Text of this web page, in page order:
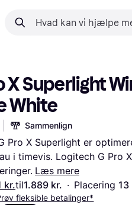
X Superlight
White
Sammenlign
Pro X Superlight er
i timevis. Logitech G Pro
Læs mere
kr.til1.889 kr. · Placering 13
fleksible betalinger*